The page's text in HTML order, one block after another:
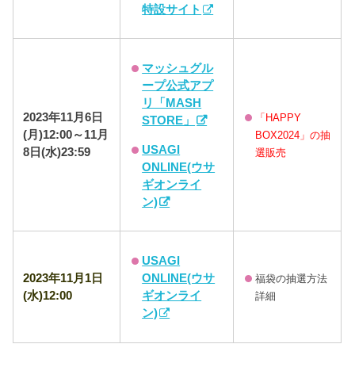
特設サイト
2023年11月6日
(月)12:00～11月
8日(水)23:59
マッシュグル
ープ公式アプ
リ「MASH
STORE」
USAGI
ONLINE(ウサ
ギオンライ
ン)
「HAPPY
BOX2024」の抽
選販売
2023年11月1日
(水)12:00
USAGI
ONLINE(ウサ
ギオンライ
ン)
福袋の抽選方法
詳細